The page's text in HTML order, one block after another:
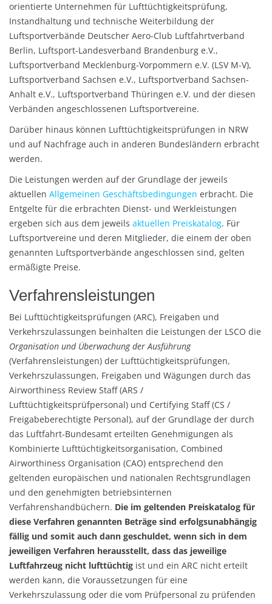
orientierte Unternehmen für Lufttüchtigkeitsprüfung,
Instandhaltung und technische Weiterbildung der
Luftsportverbände Deutscher Aero-Club Luftfahrtverband
Berlin, Luftsport-Landesverband Brandenburg e.V.,
Luftsportverband Mecklenburg-Vorpommern e.V. (LSV M-V),
Luftsportverband Sachsen e.V., Luftsportverband Sachsen-
Anhalt e.V., Luftsportverband Thüringen e.V. und der diesen
Verbänden angeschlossenen Luftsportvereine.
Darüber hinaus können Lufttüchtigkeitsprüfungen in NRW
und auf Nachfrage auch in anderen Bundesländern erbracht
werden.
Die Leistungen werden auf der Grundlage der jeweils
aktuellen Allgemeinen Geschäftsbedingungen erbracht. Die
Entgelte für die erbrachten Dienst- und Werkleistungen
ergeben sich aus dem jeweils aktuellen Preiskatalog. Für
Luftsportvereine und deren Mitglieder, die einem der oben
genannten Luftsportverbände angeschlossen sind, gelten
ermäßigte Preise.
Verfahrensleistungen
Bei Lufttüchtigkeitsprüfungen (ARC), Freigaben und
Verkehrszulassungen beinhalten die Leistungen der LSCO die
Organisation und Überwachung der Ausführung
(Verfahrensleistungen) der Lufttüchtigkeitsprüfungen,
Verkehrszulassungen, Freigaben und Wägungen durch das
Airworthiness Review Staff (ARS /
Lufttüchtigkeitsprüfpersonal) und Certifying Staff (CS /
Freigabeberechtigte Personal), auf der Grundlage der durch
das Luftfahrt-Bundesamt erteilten Genehmigungen als
Kombinierte Lufttüchtigkeitsorganisation, Combined
Airworthiness Organisation (CAO) entsprechend den
geltenden europäischen und nationalen Rechtsgrundlagen
und den genehmigten betriebsinternen
Verfahrenshandbüchern. Die im geltenden Preiskatalog für
diese Verfahren genannten Beträge sind erfolgsunabhängig
fällig und somit auch dann geschuldet, wenn sich in dem
jeweiligen Verfahren herausstellt, dass das jeweilige
Luftfahrzeug nicht lufttüchtig ist und ein ARC nicht erteilt
werden kann, die Voraussetzungen für eine
Verkehrszulassung oder die vom Prüfpersonal zu prüfenden